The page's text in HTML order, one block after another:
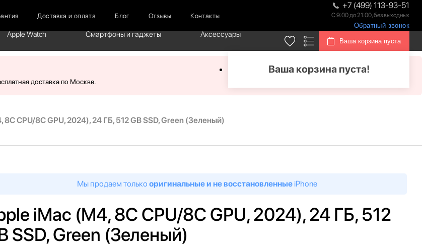
Доставка и оплата Блог Отзывы Контакты
+7 (499) 113-93-51
С 9:00 до 21:00, без выходных
Обратный звонок
Apple Watch Смартфоны и гаджеты
Аксессуары
Ваша корзина пуста
Ваша корзина пуста!
доставка по Москве.
8C CPU/8C GPU, 2024), 24 ГБ, 512 GB SSD, Green (Зеленый)
Мы продаем только оригинальные и не восстановленныеiPhone
iMac (M4, 8C CPU/8C GPU, 2024), 24 ГБ, 512
SSD, Green (Зеленый)